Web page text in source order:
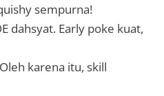
sempurna!
dahsyat. Early poke kuat,
karena itu, skill